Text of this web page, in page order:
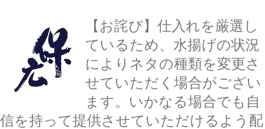
【お詫び】仕入れを厳選し
ているため、水揚げの状況
によりネタの種類を変更さ
せていただく場合がござい
ます。いかなる場合でも自
信を持って提供させていただけるよう配